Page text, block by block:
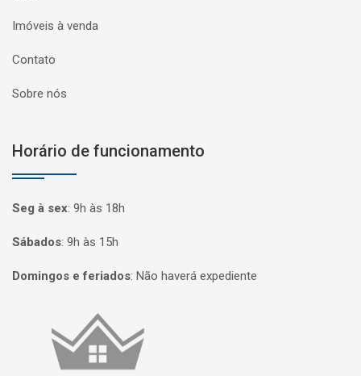
Imóveis à venda
Contato
Sobre nós
Horário de funcionamento
Seg à sex: 9h às 18h
Sábados: 9h às 15h
Domingos e feriados: Não haverá expediente
Página inicial